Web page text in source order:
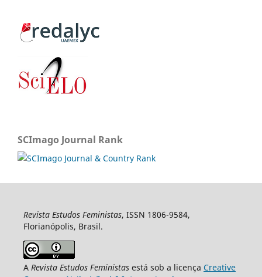
SCImago Journal Rank
Revista Estudos Feministas, ISSN 1806-9584,
Florianópolis, Brasil.
A Revista Estudos Feministasestá sob a licença Creative